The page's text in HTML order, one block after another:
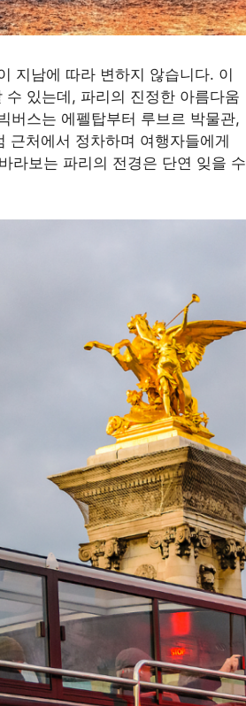
지남에 따라 변하지 않습니다. 이
있는데, 파리의 진정한 아름다움
버스는 에펠탑부터 루브르 박물관,
처에서 정차하며 여행자들에게
라보는 파리의 전경은 단연 잊을 수